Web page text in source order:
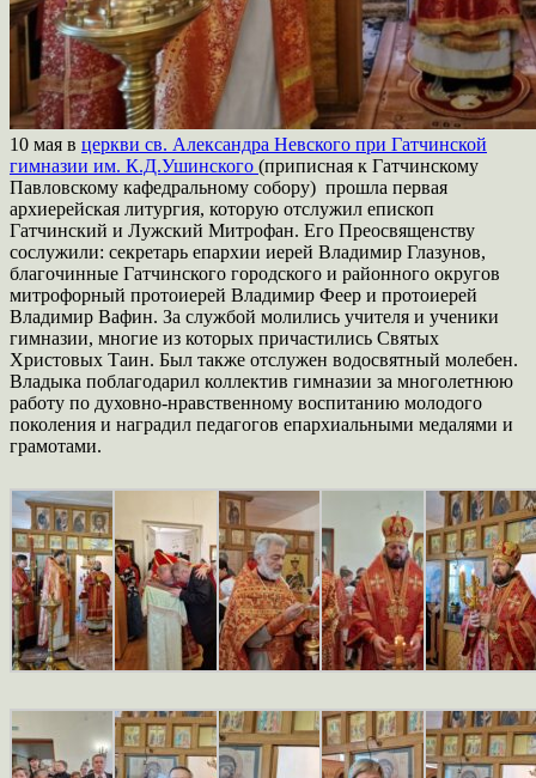
10 мая в церкви св. Александра Невского при Гатчинской
гимназии им. К.Д.Ушинского (приписная к Гатчинскому
Павловскому кафедральному собору) прошла первая
архиерейская литургия, которую отслужил епископ
Гатчинский и Лужский Митрофан. Его Преосвященству
сослужили: секретарь епархии иерей Владимир Глазунов,
благочинные Гатчинского городского и районного округов
митрофорный протоиерей Владимир Феер и протоиерей
Владимир Вафин. За службой молились учителя и ученики
гимназии, многие из которых причастились Святых
Христовых Таин. Был также отслужен водосвятный молебен.
Владыка поблагодарил коллектив гимназии за многолетнюю
работу по духовно-нравственному воспитанию молодого
поколения и наградил педагогов епархиальными медалями и
грамотами.